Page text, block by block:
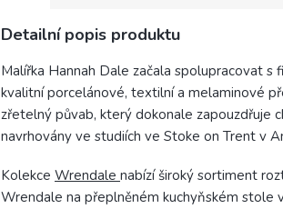
Detailní popis produktu
Malířka Hannah Dale začala spolupracovat
kvalitní porcelánové, textilní a melaminové
zřetelný půvab, který dokonale zapouzdřuje
navrhovány ve studiích ve Stoke on Trent v
Kolekce Wrendale nabízí široký sortiment
Wrendale na přeplněném kuchyňském stole